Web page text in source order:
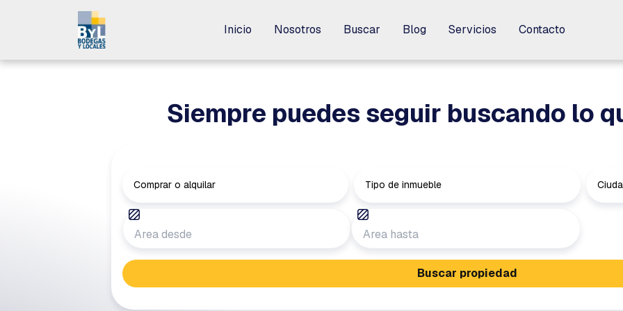
Inicio Nosotros Buscar Blog Servicios Contacto
Inicio Nosotros Buscar Blog Servicios Contacto
Siempre puedes seguir buscando lo
Comprar o alquilar Tipo de inmueble
Buscar propiedad